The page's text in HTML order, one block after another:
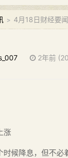
新添加量子混沌系统板块，欢迎大家访问！
> 4月18日财经要闻
2年前
涨
候降息，但不必